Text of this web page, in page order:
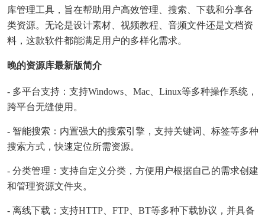
库管理工具，旨在帮助用户高效管理、搜索、下载和分享各
类资源。无论是设计素材、视频教程、音频文件还是文档资
料，这款软件都能满足用户的多样化需求。
晚的资源库最新版简介
- 多平台支持：支持Windows、Mac、Linux等多种操作系统，
跨平台无缝使用。
- 智能搜索：内置强大的搜索引擎，支持关键词、标签等多种
搜索方式，快速定位所需资源。
- 分类管理：支持自定义分类，方便用户根据自己的需求创建
和管理资源文件夹。
- 离线下载：支持HTTP、FTP、BT等多种下载协议，并具备